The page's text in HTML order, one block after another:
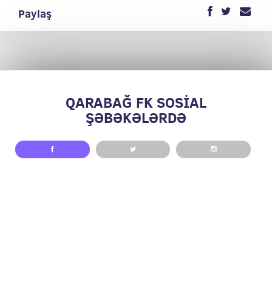
Paylaş
QARABAĞ FK SOSİAL
ŞƏBƏKƏLƏRDƏ